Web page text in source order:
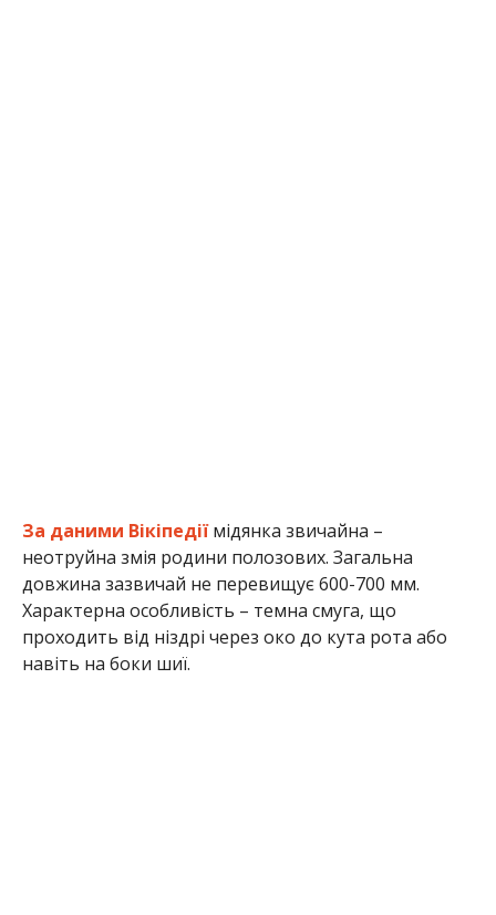
За даними Вікіпедіїмідянка звичайна –
неотруйна змія родини полозових. Загальна
довжина зазвичай не перевищує 600-700 мм.
Характерна особливість – темна смуга, що
проходить від ніздрі через око до кута рота або
навіть на боки шиї.